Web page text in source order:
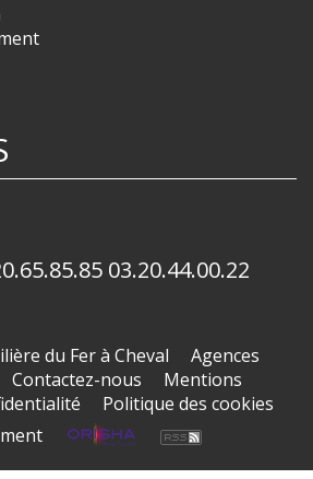
03.20.44.00.22
du Fer à Cheval
Agences
Contactez-nous
Mentions
Politique des cookies